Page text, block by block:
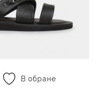
В обране